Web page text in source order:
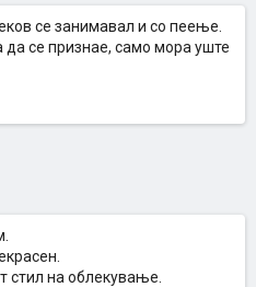
се занимавал и со пеење.
се признае, само мора уште
стил на облекување.